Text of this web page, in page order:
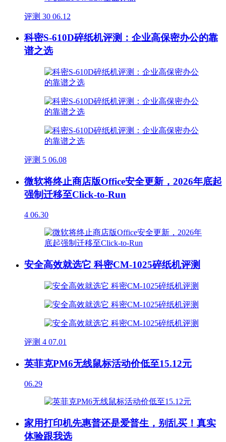
评测 30 06.12
科密S-610D碎纸机评测：企业高保密办公的靠
谱之选
评测 5 06.08
微软将终止商店版Office安全更新，2026年底起
强制迁移至Click-to-Run
4 06.30
安全高效就选它 科密CM-1025碎纸机评测
评测 4 07.01
英菲克PM6无线鼠标活动价低至15.12元
06.29
家用打印机先惠普还是爱普生，别乱买！真实
体验跟我选